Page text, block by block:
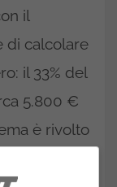
il
di calcolare
il 33% del
5.800 €
è rivolto